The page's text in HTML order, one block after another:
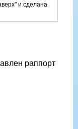
и сделана
раппорт